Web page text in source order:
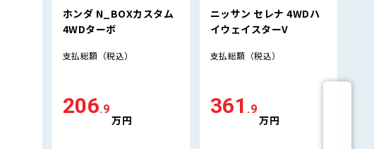
ホンダ N_BOXカスタム
4WDターボ
支払総額 （税込）
206.9
万円
ニッサン セレナ 4WDハ
イウェイスターV
支払総額 （税込）
361 .9
万円